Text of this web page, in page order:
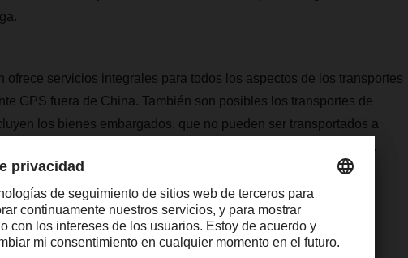
ofrece servicios integrales para todos los aspectos de los transportes
GPS fuera de China. También son posibles los transportes de
los bienes embargados, que no pueden ser transportados a
Aduanera Euroasiática debido a las directrices internacionales.